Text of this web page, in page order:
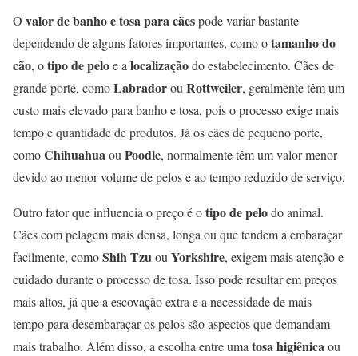
O valor de banho e tosa para cãespode variar bastante
dependendo de alguns fatores importantes, como otamanho do
cão, otipo de peloe a localizaçãodo estabelecimento. Cães de
grande porte, comoLabradorou Rottweiler, geralmente têm um
custo mais elevado para banho e tosa, pois o processo exige mais
tempo e quantidade de produtos. Já os cães de pequeno porte,
comoChihuahuaou Poodle, normalmente têm um valor menor
devido ao menor volume de pelos e ao tempo reduzido de serviço.
Outro fator que influencia o preço é otipo de pelodo animal.
Cães com pelagem mais densa, longa ou que tendem a embaraçar
facilmente, comoShih Tzuou Yorkshire, exigem mais atenção e
cuidado durante o processo de tosa. Isso pode resultar em preços
mais altos, já que a escovação extra e a necessidade de mais
tempo para desembaraçar os pelos são aspectos que demandam
mais trabalho. Além disso, a escolha entre uma tosa higiênicaou